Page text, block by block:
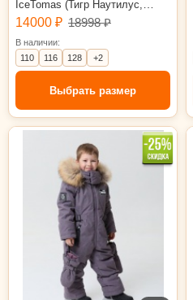
IceTomas (Тигр Наутилус,
хаки)
14000 ₽ 18998 ₽
В наличии:
110
116 128 +2
Выбрать размер
134 140